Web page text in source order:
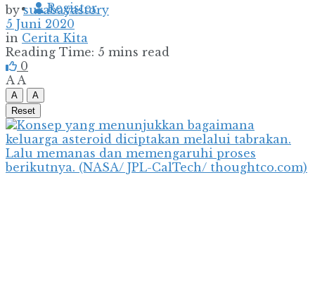
Register
by surabayastory
5 Juni 2020
in Cerita Kita
Reading Time: 5 mins read
0
A A
A
A
Reset